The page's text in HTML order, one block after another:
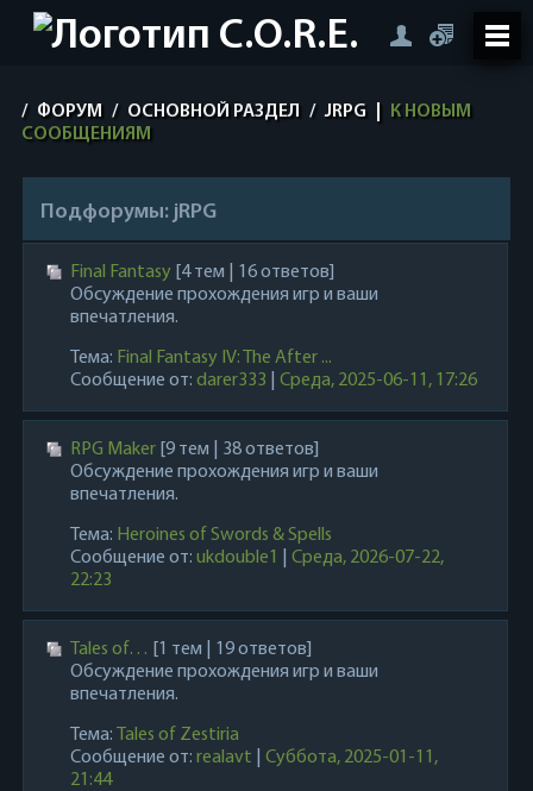
/ ФОРУМ / ОСНОВНОЙ РАЗДЕЛ / JRPG
К НОВЫМ
СООБЩЕНИЯМ
Подфорумы: jRPG
Final Fantasy [4 тем | 16 ответов]
Обсуждение прохождения игр и ваши
впечатления.
Тема: Final Fantasy IV: The After ...
Сообщение от:darer333 |Среда, 2025-06-11, 17:26
RPG Maker [9 тем | 38 ответов]
Обсуждение прохождения игр и ваши
впечатления.
Тема: Heroines of Swords & Spells
Сообщение от:ukdouble1 |Среда, 2026-07-22,
22:23
Tales of…
[1 тем | 19 ответов]
Обсуждение прохождения игр и ваши
впечатления.
Тема:
Tales of Zestiria
Сообщение от:realavt |Суббота, 2025-01-11,
21:44